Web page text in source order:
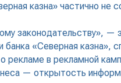
казна» частично не
законодательству»,
«Северная казна»,
рекламе в рекламной
— открытость